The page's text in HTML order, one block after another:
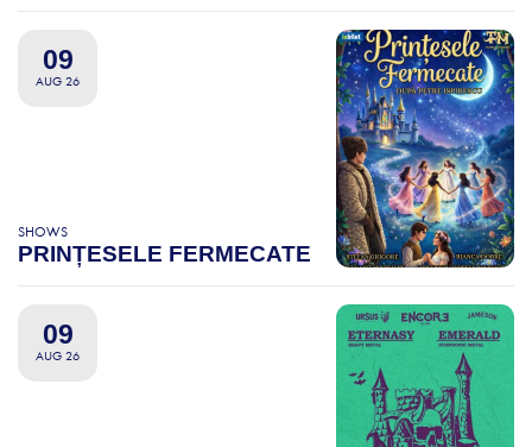
09
AUG 26
SHOWS
PRINȚESELE FERMECATE
09
AUG 26